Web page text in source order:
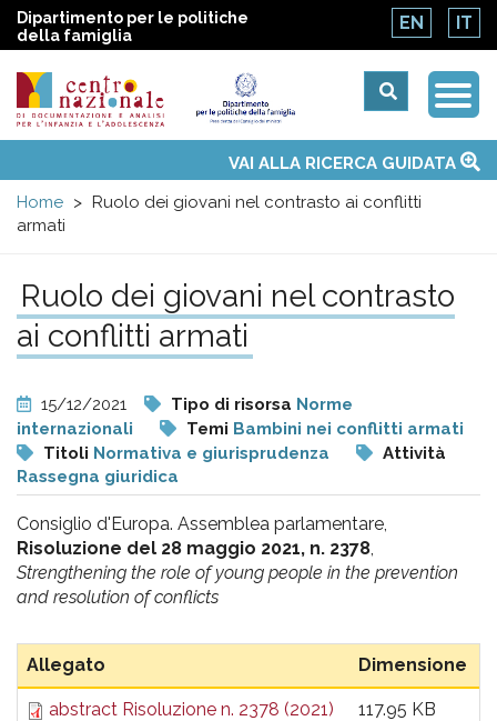
Dipartimento per le politiche
della famiglia
EN IT
Centro
nazionale
di
Documentazione
e
analisi
pr
l'infanzia
e
l'adolescenza
menu
Temi
Attività
Convenzione ONUVAI ALLA RICERCA GUIDATA
Home
Ruolo dei giovani nel contrasto ai conflitti
armati
Ruolo dei giovani nel contrasto
ai conflitti armati
15/12/2021 Tipo di risorsa Norme
internazionali
Temi Bambini nei conflitti armati
Titoli Normativa e giurisprudenza
Attività
Rassegna giuridica
Consiglio d'Europa. Assemblea parlamentare,
Risoluzione del 28 maggio 2021, n. 2378,
Strengthening the role of young people in the prevention
and resolution of conflicts
Allegato Dimensione
abstract Risoluzione n. 2378 (2021) 117.95 KB